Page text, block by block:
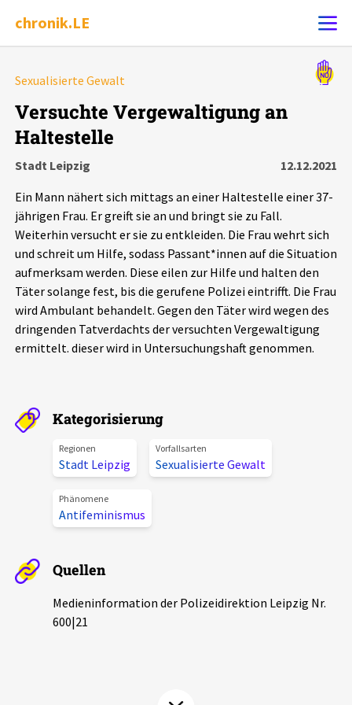
chronik.LE
Chronik
Leipziger Zustände
Schlaglichter
Phänomene
Alle Beiträge
Veranstaltungen
Pressemitteilungen
Podcasts
Über uns
Projektbeschreibung
Kontakt
Unterstützer_innen
Spenden
Sexualisierte Gewalt
Versuchte Vergewaltigung an
Haltestelle
Stadt Leipzig
12.12.2021
Ein Mann nähert sich mittags an einer Haltestelle einer 37-
jährigen Frau. Er greift sie an und bringt sie zu Fall.
Weiterhin versucht er sie zu entkleiden. Die Frau wehrt sich
und schreit um Hilfe, sodass Passant*innen auf die Situation
aufmerksam werden. Diese eilen zur Hilfe und halten den
Täter solange fest, bis die gerufene Polizei eintrifft. Die Frau
wird Ambulant behandelt. Gegen den Täter wird wegen des
dringenden Tatverdachts der versuchten Vergewaltigung
ermittelt. dieser wird in Untersuchungshaft genommen.
Kategorisierung
Regionen
Stadt Leipzig
Vorfallsarten
Sexualisierte Gewalt
Phänomene
Antifeminismus
Quellen
Medieninformation der Polizeidirektion Leipzig Nr.
600|21
Alle Ereignisse
Ereignisse
Ereignisse